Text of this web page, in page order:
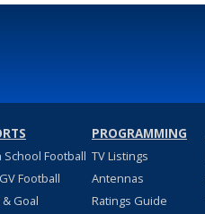
School Football
Football
Goal
PROGRAMMING
TV Listings
Antennas
Ratings Guide